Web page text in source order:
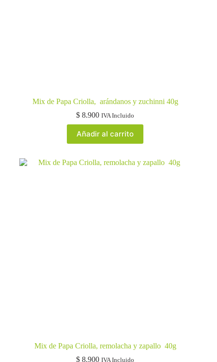
Mix de Papa Criolla, arándanos y zuchinni 40g
$ 8.900 IVA Incluido
Añadir al carrito
Mix de Papa Criolla, remolacha y zapallo 40g
$ 8.900 IVA Incluido